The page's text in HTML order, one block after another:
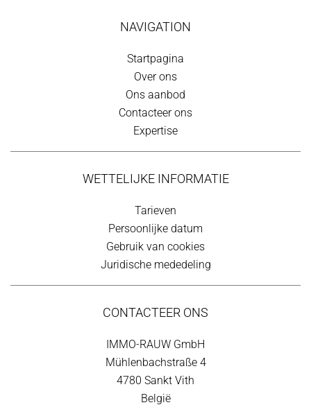
NAVIGATION
Startpagina
Over ons
Ons aanbod
Contacteer ons
Expertise
WETTELIJKE INFORMATIE
Tarieven
Persoonlijke datum
Gebruik van cookies
Juridische mededeling
CONTACTEER ONS
IMMO-RAUW GmbH
Mühlenbachstraße 4
4780 Sankt Vith
België